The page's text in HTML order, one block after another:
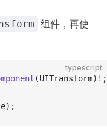
组件，再使
typescript
(UITransform) ! ;